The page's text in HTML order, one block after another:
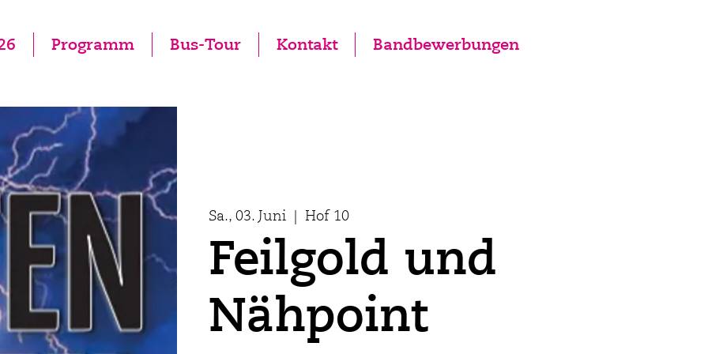
Programm Bus-Tour Kontakt Bandbewerbungen
Sa., 03. Juni
  |
Hof 10
Feilgold und
Nähpoint